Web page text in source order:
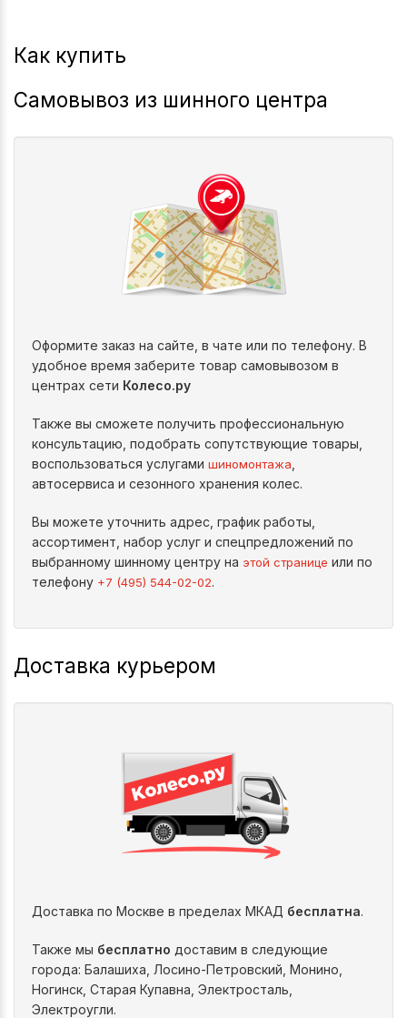
Как купить
Самовывоз из шинного центра
Оформите заказ на сайте, в чате или по телефону. В
удобное время заберите товар самовывозом в
центрах сети Колесо.ру
Также вы сможете получить профессиональную
консультацию, подобрать сопутствующие товары,
воспользоваться услугами шиномонтажа
автосервиса и сезонного хранения колес.
Вы можете уточнить адрес, график работы,
ассортимент, набор услуг и спецпредложений по
выбранному шинному центру на этой странице или по
телефону +7 (495) 544-02-02.
Доставка курьером
Доставка по Москве в пределах МКАД бесплатна.
Также мы бесплатно доставим в следующие
города: Балашиха, Лосино-Петровский, Монино,
Ногинск, Старая Купавна, Электросталь,
Электроугли.